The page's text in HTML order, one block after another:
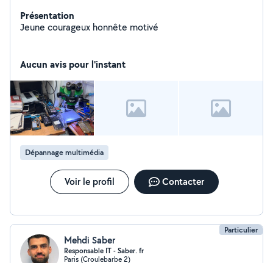
Présentation
Jeune courageux honnête motivé
Aucun avis pour l'instant
Dépannage multimédia
Voir le profil Contacter
Particulier
Mehdi Saber
Responsable IT - Saber. fr
Paris (Croulebarbe 2)